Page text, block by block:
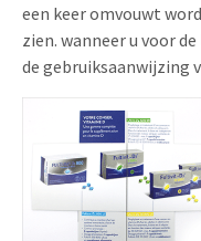
een keer omvouwt
zien. wanneer u voor
de gebruiksaanwijzing